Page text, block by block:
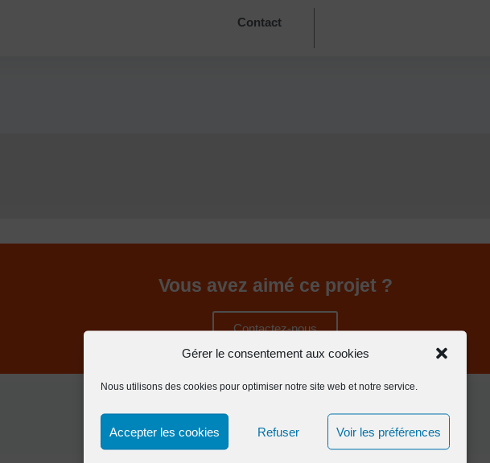
Gérer le consentement aux cookies
Nous utilisons des cookies pour optimiser notre site web et notre service.
Accepter les cookies Refuser Voir les préférences
Contact
Vous avez aimé ce projet ?
Contactez-nous